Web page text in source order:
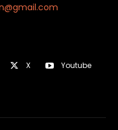
X Youtube